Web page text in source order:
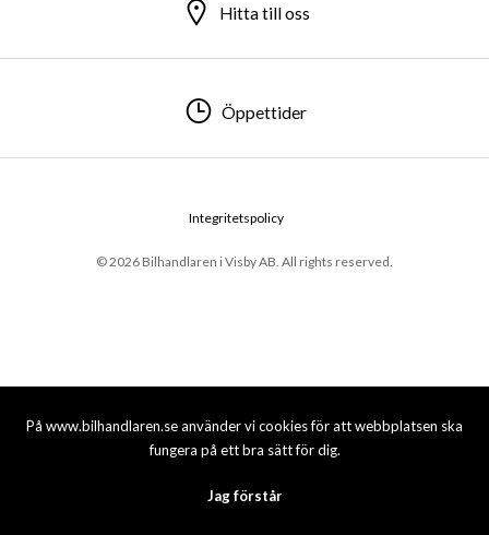
På www.bilhandlaren.se använder vi cookies för att webbplatsen ska
fungera på ett bra sätt för dig.
Jag förstår
Hitta till oss
Öppettider
© 2026 Bilhandlaren i Visby AB. All rights reserved.
Integritetspolicy